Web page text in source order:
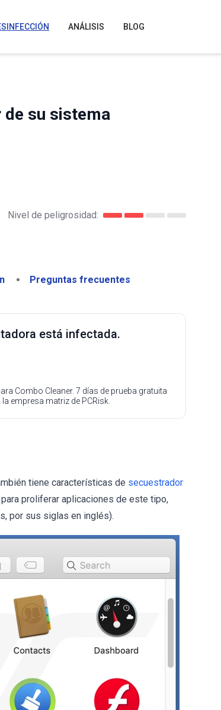
ANÁLISIS BLOG
de su sistema
Nivel de peligrosidad:
Preguntas frecuentes
está infectada.
Combo Cleaner. 7 días de prueba gratuita
la empresa matriz de PCRisk.
tiene características de secuestrador
proliferar aplicaciones de este tipo,
por sus siglas en inglés).